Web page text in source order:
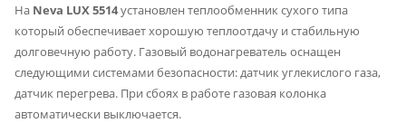
На Neva LUX 5514установлен теплообменник сухого типа
который обеспечивает хорошую теплоотдачу и стабильную
долговечную работу. Газовый водонагреватель оснащен
следующими системами безопасности: датчик углекислого газа,
датчик перегрева. При сбоях в работе газовая колонка
автоматически выключается.